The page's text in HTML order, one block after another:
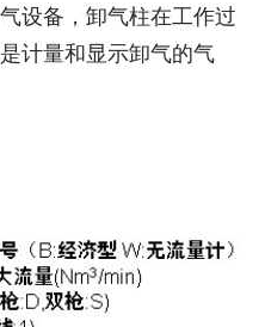
设备，卸气柱在工作过
计量和显示卸气的气